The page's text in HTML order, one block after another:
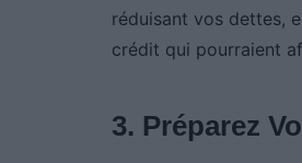
réduisant vos dettes,
crédit qui pourraient
3. Préparez